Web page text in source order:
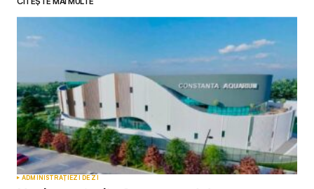
ADMINISTRAȚIEZI DE ZI